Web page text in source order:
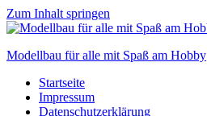
Zum Inhalt springen
Modellbau für alle mit Spaß am Hobby
Scale
modelling
Startseite
Impressum
Datenschutzerklärung